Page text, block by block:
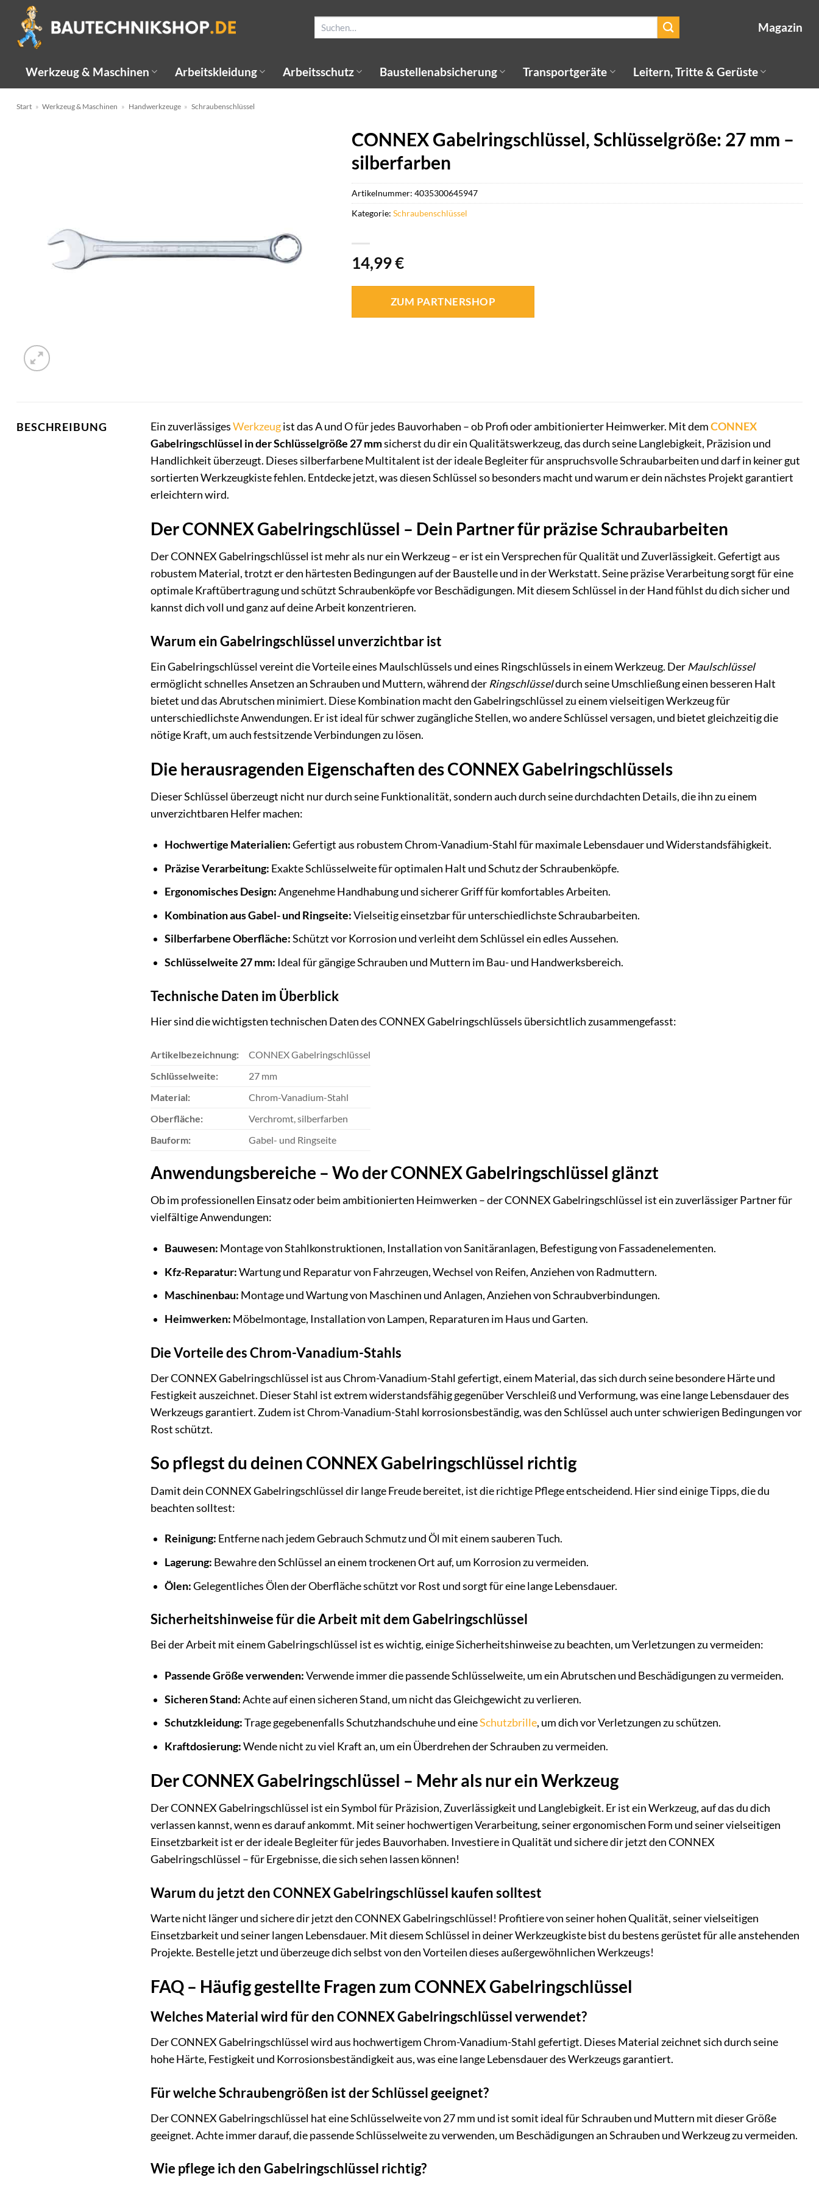
Inhalt
springen
Magazin
Werkzeug & Maschinen Arbeitskleidung Arbeitsschutz Baustellenabsicherung Transportgeräte Leitern, Tritte & Gerüste
Start » Werkzeug & Maschinen » Handwerkzeuge » Schraubenschlüssel
CONNEX Gabelringschlüssel, Schlüsselgröße: 27 mm –
silberfarben
14,99€
ZUM PARTNERSHOP
Artikelnummer: 4035300645947
Kategorie: Schraubenschlüssel
BESCHREIBUNG Ein zuverlässigesWerkzeugist das A und O für jedes Bauvorhaben – ob Profi oder ambitionierter Heimwerker. Mit demCONNEX
Gabelringschlüssel in der Schlüsselgröße 27 mmsicherst du dir ein Qualitätswerkzeug, das durch seine Langlebigkeit, Präzision und
Handlichkeit überzeugt. Dieses silberfarbene Multitalent ist der ideale Begleiter für anspruchsvolle Schraubarbeiten und darf in keiner gut
sortierten Werkzeugkiste fehlen. Entdecke jetzt, was diesen Schlüssel so besonders macht und warum er dein nächstes Projekt garantiert
erleichtern wird.
Der CONNEX Gabelringschlüssel – Dein Partner für präzise Schraubarbeiten
Der CONNEX Gabelringschlüssel ist mehr als nur ein Werkzeug – er ist ein Versprechen für Qualität und Zuverlässigkeit. Gefertigt aus
robustem Material, trotzt er den härtesten Bedingungen auf der Baustelle und in der Werkstatt. Seine präzise Verarbeitung sorgt für eine
optimale Kraftübertragung und schützt Schraubenköpfe vor Beschädigungen. Mit diesem Schlüssel in der Hand fühlst du dich sicher und
kannst dich voll und ganz auf deine Arbeit konzentrieren.
Warum ein Gabelringschlüssel unverzichtbar ist
Ein Gabelringschlüssel vereint die Vorteile eines Maulschlüssels und eines Ringschlüssels in einem Werkzeug. DerMaulschlüssel
ermöglicht schnelles Ansetzen an Schrauben und Muttern, während derRingschlüsseldurch seine Umschließung einen besseren Halt
bietet und das Abrutschen minimiert. Diese Kombination macht den Gabelringschlüssel zu einem vielseitigen Werkzeug für
unterschiedlichste Anwendungen. Er ist ideal für schwer zugängliche Stellen, wo andere Schlüssel versagen, und bietet gleichzeitig die
nötige Kraft, um auch festsitzende Verbindungen zu lösen.
Die herausragenden Eigenschaften des CONNEX Gabelringschlüssels
Dieser Schlüssel überzeugt nicht nur durch seine Funktionalität, sondern auch durch seine durchdachten Details, die ihn zu einem
unverzichtbaren Helfer machen:
Hochwertige Materialien:Gefertigt aus robustem Chrom-Vanadium-Stahl für maximale Lebensdauer und Widerstandsfähigkeit.
Präzise Verarbeitung: Exakte Schlüsselweite für optimalen Halt und Schutz der Schraubenköpfe.
Ergonomisches Design:Angenehme Handhabung und sicherer Griff für komfortables Arbeiten.
Kombination aus Gabel- und Ringseite:Vielseitig einsetzbar für unterschiedlichste Schraubarbeiten.
Silberfarbene Oberfläche:Schützt vor Korrosion und verleiht dem Schlüssel ein edles Aussehen.
Schlüsselweite 27 mm: Ideal für gängige Schrauben und Muttern im Bau- und Handwerksbereich.
Technische Daten im Überblick
Hier sind die wichtigsten technischen Daten des CONNEX Gabelringschlüssels übersichtlich zusammengefasst:
Artikelbezeichnung:
CONNEX Gabelringschlüssel
Schlüsselweite:
27 mm
Material:
Chrom-Vanadium-Stahl
Oberfläche:
Verchromt, silberfarben
Bauform:
Gabel- und Ringseite
Anwendungsbereiche – Wo der CONNEX Gabelringschlüssel glänzt
Ob im professionellen Einsatz oder beim ambitionierten Heimwerken – der CONNEX Gabelringschlüssel ist ein zuverlässiger Partner für
vielfältige Anwendungen:
Bauwesen: Montage von Stahlkonstruktionen, Installation von Sanitäranlagen, Befestigung von Fassadenelementen.
Kfz-Reparatur:Wartung und Reparatur von Fahrzeugen, Wechsel von Reifen, Anziehen von Radmuttern.
Maschinenbau: Montage und Wartung von Maschinen und Anlagen, Anziehen von Schraubverbindungen.
Heimwerken: Möbelmontage, Installation von Lampen, Reparaturen im Haus und Garten.
Die Vorteile des Chrom-Vanadium-Stahls
Der CONNEX Gabelringschlüssel ist aus Chrom-Vanadium-Stahl gefertigt, einem Material, das sich durch seine besondere Härte und
Festigkeit auszeichnet. Dieser Stahl ist extrem widerstandsfähig gegenüber Verschleiß und Verformung, was eine lange Lebensdauer des
Werkzeugs garantiert. Zudem ist Chrom-Vanadium-Stahl korrosionsbeständig, was den Schlüssel auch unter schwierigen Bedingungen vor
Rost schützt.
So pflegst du deinen CONNEX Gabelringschlüssel richtig
Damit dein CONNEX Gabelringschlüssel dir lange Freude bereitet, ist die richtige Pflege entscheidend. Hier sind einige Tipps, die du
beachten solltest:
Reinigung: Entferne nach jedem Gebrauch Schmutz und Öl mit einem sauberen Tuch.
Lagerung: Bewahre den Schlüssel an einem trockenen Ort auf, um Korrosion zu vermeiden.
Ölen:Gelegentliches Ölen der Oberfläche schützt vor Rost und sorgt für eine lange Lebensdauer.
Sicherheitshinweise für die Arbeit mit dem Gabelringschlüssel
Bei der Arbeit mit einem Gabelringschlüssel ist es wichtig, einige Sicherheitshinweise zu beachten, um Verletzungen zu vermeiden:
Passende Größe verwenden:Verwende immer die passende Schlüsselweite, um ein Abrutschen und Beschädigungen zu vermeiden.
Sicheren Stand:Achte auf einen sicheren Stand, um nicht das Gleichgewicht zu verlieren.
Schutzkleidung:Trage gegebenenfalls Schutzhandschuhe und eineSchutzbrille, um dich vor Verletzungen zu schützen.
Kraftdosierung:Wende nicht zu viel Kraft an, um ein Überdrehen der Schrauben zu vermeiden.
Der CONNEX Gabelringschlüssel – Mehr als nur ein Werkzeug
Der CONNEX Gabelringschlüssel ist ein Symbol für Präzision, Zuverlässigkeit und Langlebigkeit. Er ist ein Werkzeug, auf das du dich
verlassen kannst, wenn es darauf ankommt. Mit seiner hochwertigen Verarbeitung, seiner ergonomischen Form und seiner vielseitigen
Einsetzbarkeit ist er der ideale Begleiter für jedes Bauvorhaben. Investiere in Qualität und sichere dir jetzt den CONNEX
Gabelringschlüssel – für Ergebnisse, die sich sehen lassen können!
Warum du jetzt den CONNEX Gabelringschlüssel kaufen solltest
Warte nicht länger und sichere dir jetzt den CONNEX Gabelringschlüssel! Profitiere von seiner hohen Qualität, seiner vielseitigen
Einsetzbarkeit und seiner langen Lebensdauer. Mit diesem Schlüssel in deiner Werkzeugkiste bist du bestens gerüstet für alle anstehenden
Projekte. Bestelle jetzt und überzeuge dich selbst von den Vorteilen dieses außergewöhnlichen Werkzeugs!
FAQ – Häufig gestellte Fragen zum CONNEX Gabelringschlüssel
Welches Material wird für den CONNEX Gabelringschlüssel verwendet?
Der CONNEX Gabelringschlüssel wird aus hochwertigem Chrom-Vanadium-Stahl gefertigt. Dieses Material zeichnet sich durch seine
hohe Härte, Festigkeit und Korrosionsbeständigkeit aus, was eine lange Lebensdauer des Werkzeugs garantiert.
Für welche Schraubengrößen ist der Schlüssel geeignet?
Der CONNEX Gabelringschlüssel hat eine Schlüsselweite von 27 mm und ist somit ideal für Schrauben und Muttern mit dieser Größe
geeignet. Achte immer darauf, die passende Schlüsselweite zu verwenden, um Beschädigungen an Schrauben und Werkzeug zu vermeiden.
Wie pflege ich den Gabelringschlüssel richtig?